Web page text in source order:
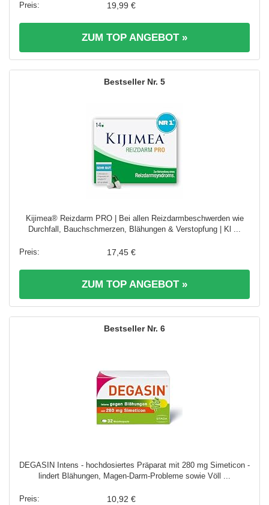
19,99 €
ZUM TOP ANGEBOT »
5
Kijimea® Reizdarm PRO | Bei allen Reizdarmbeschwerden wie
Durchfall, Bauchschmerzen, Blähungen & Verstopfung | Kl ...
17,45 €
ZUM TOP ANGEBOT »
6
DEGASIN Intens - hochdosiertes Präparat mit 280 mg Simeticon -
lindert Blähungen, Magen-Darm-Probleme sowie Völl ...
10,92 €